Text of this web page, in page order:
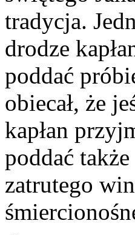
tradycja.
drodze
poddać
obiecał, że
kapłan
poddać
zatrutego